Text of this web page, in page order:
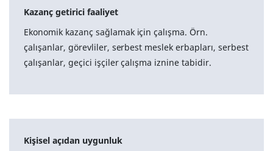
Kazanç getirici faaliyet
Ekonomik kazanç sağlamak için çalışma. Örn.
çalışanlar, görevliler, serbest meslek erbapları, serbest
çalışanlar, geçici işçiler çalışma iznine tabidir.
Kişisel açıdan uygunluk